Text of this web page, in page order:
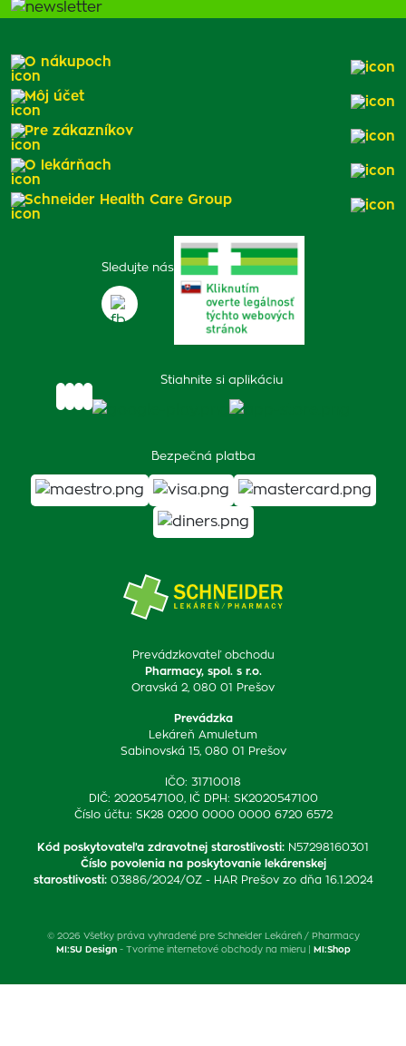
Prevádzkovateľ obchodu
Pharmacy, spol. s r.o.
Oravská 2, 080 01 Prešov
Prevádzka
Lekáreň Amuletum
Sabinovská 15, 080 01 Prešov
IČO: 31710018
DIČ: 2020547100, IČ DPH: SK2020547100
Číslo účtu: SK28 0200 0000 0000 6720 6572
Kód poskytovateľa zdravotnej starostlivosti: N57298160301
Číslo povolenia na poskytovanie lekárenskej
starostlivosti: 03886/2024/OZ - HAR Prešov zo dňa 16.1.2024
Sledujte nás
Stiahnite si aplikáciu
Bezpečná platba
O nákupoch
Môj účet
Pre zákazníkov
O lekárňach
Schneider Health Care Group
© 2026 Všetky práva vyhradené pre Schneider Lekáreň / Pharmacy
MI:SU Design- Tvoríme internetové obchody na mieru | MI:Shop